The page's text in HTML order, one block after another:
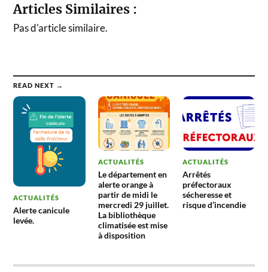
Articles Similaires :
Pas d'article similaire.
READ NEXT →
ACTUALITÉS
Alerte canicule
levée.
ACTUALITÉS
Le département en
alerte orange à
partir de midi le
mercredi 29 juillet.
La bibliothèque
climatisée est mise
à disposition
ACTUALITÉS
Arrêtés
préfectoraux
sécheresse et
risque d’incendie